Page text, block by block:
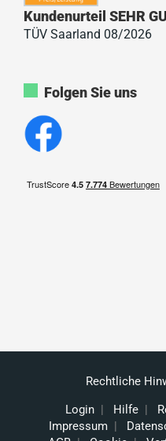
Kundenurteil SEHR
TÜV Saarland 08/2026
Folgen Sie uns
Rechtliche
Login| Hilfe|
Impressum|